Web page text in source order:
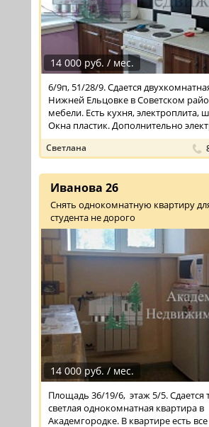
14 000 руб. / мес.
6/9п, 51/28/9. Сдается
Нижней Ельцовке в Советском
мебели. Есть кухня, электроплита,
Окна пластик. Дополнительно
Светлана
Иванова 26
Снять однокомнатную квартиру
студента не дорого
14 000 руб. / мес.
Площадь 36/19/6, этаж 5/5. Сдается
светлая однокомнатная квартира в
Академгородке. В квартире есть